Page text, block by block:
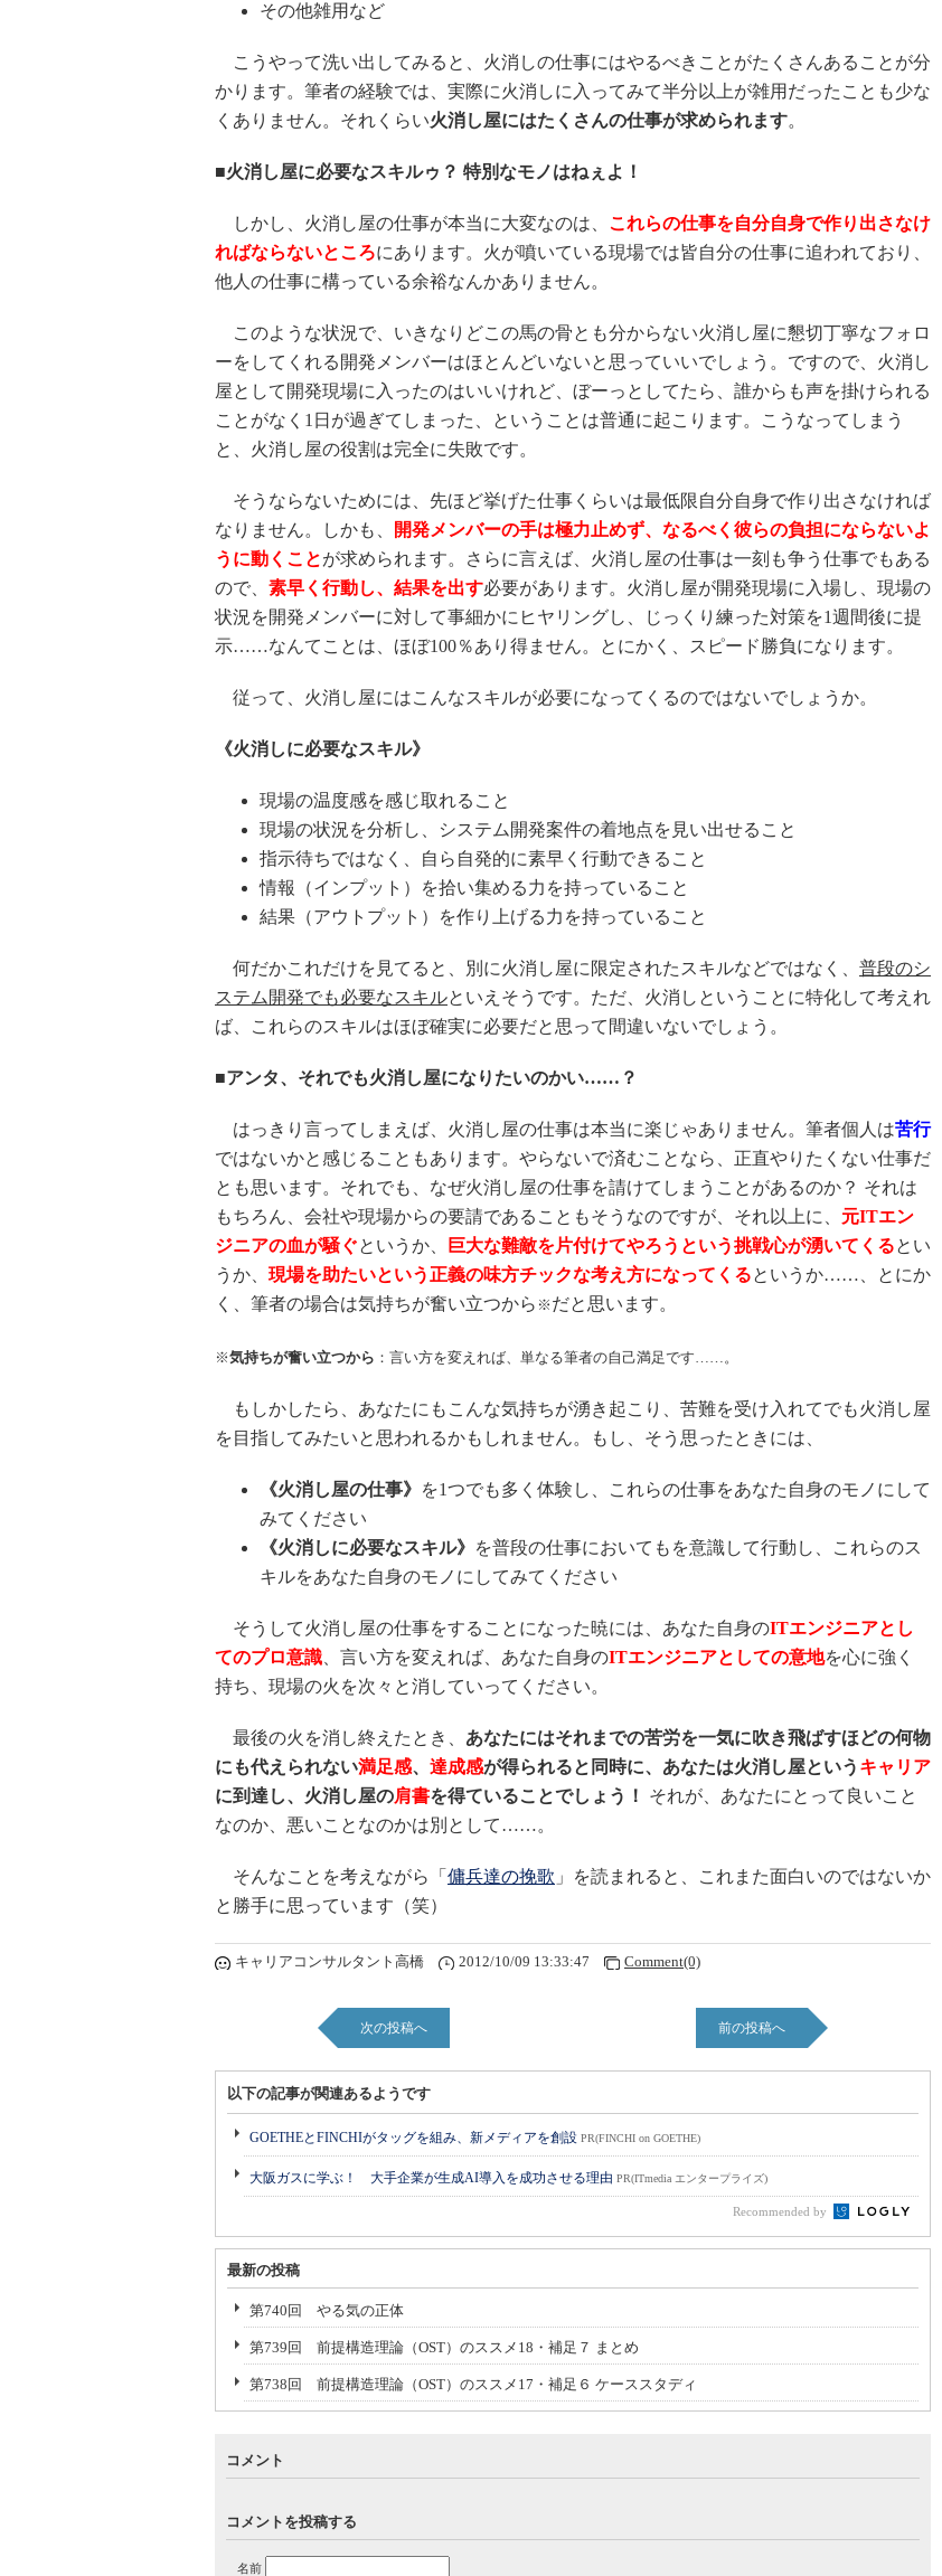
その他雑用など
こうやって洗い出してみると、火消しの仕事にはやるべきことがたくさんあることが分
かります。筆者の経験では、実際に火消しに入ってみて半分以上が雑用だったことも少な
くありません。それくらい火消し屋にはたくさんの仕事が求められます。
■火消し屋に必要なスキルゥ？ 特別なモノはねぇよ！
しかし、火消し屋の仕事が本当に大変なのは、 これらの仕事を自分自身で作り出さなけ
ればならないところにあります。火が噴いている現場では皆自分の仕事に追われており、
他人の仕事に構っている余裕なんかありません。
このような状況で、いきなりどこの馬の骨とも分からない火消し屋に懇切丁寧なフォロ
ーをしてくれる開発メンバーはほとんどいないと思っていいでしょう。ですので、火消し
屋として開発現場に入ったのはいいけれど、ぼーっとしてたら、誰からも声を掛けられる
ことがなく1日が過ぎてしまった、ということは普通に起こります。こうなってしまう
と、火消し屋の役割は完全に失敗です。
そうならないためには、先ほど挙げた仕事くらいは最低限自分自身で作り出さなければ
なりません。しかも、
開発メンバーの手は極力止めず、なるべく彼らの負担にならないよ
うに動くことが求められます。さらに言えば、火消し屋の仕事は一刻も争う仕事でもある
ので、 素早く行動し、結果を出す必要があります。火消し屋が開発現場に入場し、現場の
状況を開発メンバーに対して事細かにヒヤリングし、じっくり練った対策を1週間後に提
示……なんてことは、ほぼ100％あり得ません。とにかく、スピード勝負になります。
従って、火消し屋にはこんなスキルが必要になってくるのではないでしょうか。
《火消しに必要なスキル》
現場の温度感を感じ取れること
現場の状況を分析し、システム開発案件の着地点を見い出せること
指示待ちではなく、自ら自発的に素早く行動できること
情報（インプット）を拾い集める力を持っていること
結果（アウトプット）を作り上げる力を持っていること
何だかこれだけを見てると、別に火消し屋に限定されたスキルなどではなく、 普段のシ
ステム開発でも必要なスキルといえそうです。ただ、火消しということに特化して考えれ
ば、これらのスキルはほぼ確実に必要だと思って間違いないでしょう。
■アンタ、それでも火消し屋になりたいのかい……？
はっきり言ってしまえば、火消し屋の仕事は本当に楽じゃありません。筆者個人は苦行
ではないかと感じることもあります。やらないで済むことなら、正直やりたくない仕事だ
とも思います。それでも、なぜ火消し屋の仕事を請けてしまうことがあるのか？ それは
もちろん、会社や現場からの要請であることもそうなのですが、それ以上に、 元ITエン
ジニアの血が騒ぐというか、 巨大な難敵を片付けてやろうという挑戦心が湧いてくるとい
うか、 現場を助たいという正義の味方チックな考え方になってくるというか……、とにか
く、筆者の場合は気持ちが奮い立つから ※ だと思います。
※気持ちが奮い立つから ：言い方を変えれば、単なる筆者の自己満足です……。
もしかしたら、あなたにもこんな気持ちが湧き起こり、苦難を受け入れてでも火消し屋
を目指してみたいと思われるかもしれません。もし、そう思ったときには、
《火消し屋の仕事》 を1つでも多く体験し、これらの仕事をあなた自身のモノにして
みてください
《火消しに必要なスキル》 を普段の仕事においてもを意識して行動し、これらのス
キルをあなた自身のモノにしてみてください
そうして火消し屋の仕事をすることになった暁には、あなた自身のITエンジニアとし
てのプロ意識 、言い方を変えれば、あなた自身のITエンジニアとしての意地を心に強く
持ち、現場の火を次々と消していってください。
最後の火を消し終えたとき、 あなたにはそれまでの苦労を一気に吹き飛ばすほどの何物
にも代えられない満足感、 達成感が得られると同時に、あなたは火消し屋という キャリア
に到達し、火消し屋の肩書を得ていることでしょう！
それが、あなたにとって良いこと
なのか、悪いことなのかは別として……。
そんなことを考えながら「 傭兵達の挽歌 」を読まれると、これまた面白いのではないか
と勝手に思っています（笑）
キャリアコンサルタント高橋 2012/10/09 13:33:47 Comment(0)
次の投稿へ 前の投稿へ
以下の記事が関連あるようです
GOETHEとFINCHIがタッグを組み、新メディアを創設 PR(FINCHI on GOETHE)
大阪ガスに学ぶ！ 大手企業が生成AI導入を成功させる理由 PR(ITmedia エンタープライズ)
Recommended by
最新の投稿
第740回 やる気の正体
第739回 前提構造理論（OST）のススメ18・補足７ まとめ
第738回 前提構造理論（OST）のススメ17・補足６ ケーススタディ
コメント
コメントを投稿する
名前